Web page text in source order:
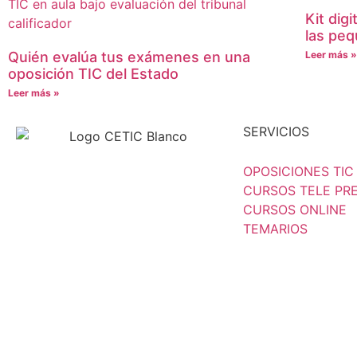
Quién evalúa tus exámenes en una
oposición TIC del Estado
Leer más »
Kit
las
Leer más »
SERVICIOS
OPOSICIONES TIC
CURSOS TELE
CURSOS ONLINE
TEMARIOS